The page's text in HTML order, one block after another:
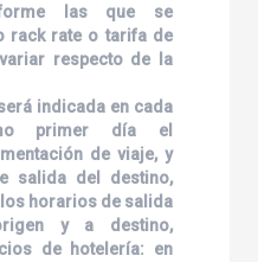
las que se
rack rate o tarifa de
respecto de la
indicada en cada
primer día el
de viaje, y
salida del destino,
horarios de salida
y a destino,
de hotelería: en